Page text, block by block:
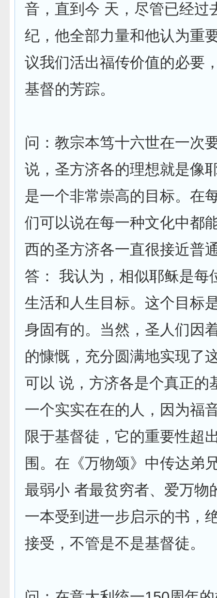
音，直到今 天，尽管已经过
纪，他全部力量和他认为重
议我们活出福传价值的必要
基督的芳踪。
问：教宗本笃十六世在一次
说，圣方济各的理想就是像
是一个非常崇高的目标。在
们可以说在每一种文化中都
西的圣方济各一直很接近
答： 我认为，相似耶稣是每
生活和人生目标。这个目标
身固有的。当然，圣人们因
的慷慨，充分圆满地实现了
可以 说，方济各是个真正的
一个实实在在的人，因为福
限于基督徒，它的重要性超
围。在《万物颂》中传达弟
最弱小 者最贫穷者、爱万物
一本受到进一步启示的书，
接受，不管是不是基督徒。